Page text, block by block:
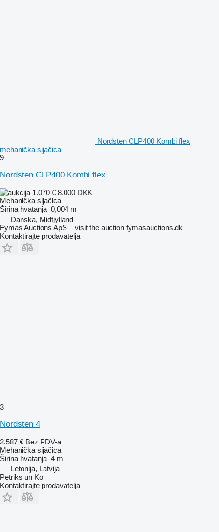
Nordsten CLP400 Kombi flex
mehanička sijačica
9
Nordsten CLP400 Kombi flex
1.070 € 8.000 DKK
Mehanička sijačica
Širina hvatanja 0,004 m
Danska, Midtjylland
Fymas Auctions ApS – visit the auction fymasauctions.dk
Kontaktirajte prodavatelja
3
Nordsten 4
2.587 € Bez PDV-a
Mehanička sijačica
Širina hvatanja 4 m
Letonija, Latvija
Petriks un Ko
Kontaktirajte prodavatelja